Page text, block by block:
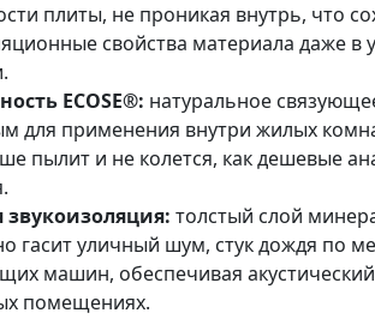
плиты, не проникая внутрь, что
свойства материала даже в
ECOSE®: натуральное
для применения внутри жилых
пылит и не колется, как дешевые
толстый слой
гасит уличный шум, стук дождя по
машин, обеспечивая
помещениях.